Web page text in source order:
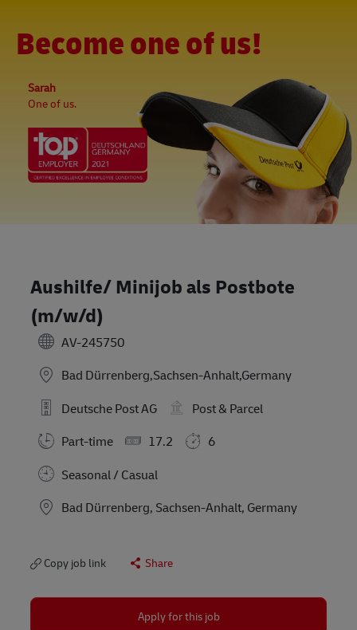
Become one of us!
Sarah
One of us.
Aushilfe/ Minijob als Postbote
(m/w/d)
AV-245750
Bad Dürrenberg,Sachsen-Anhalt,Germany
Deutsche Post AG
Post & Parcel
Part-time
17.2
6
Seasonal / Casual
Location
Bad Dürrenberg, Sachsen-Anhalt, Germany
Copy job link Share
Apply for this job